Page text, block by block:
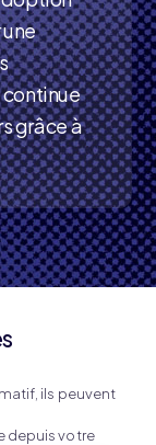
grâce à
ils peuvent
depuis votre